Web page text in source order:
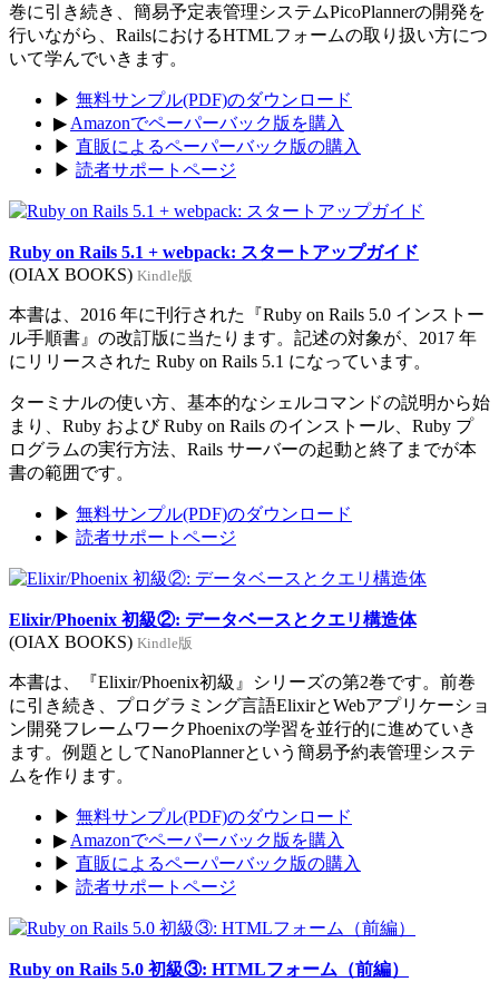
巻に引き続き、簡易予定表管理システムPicoPlannerの開発を
行いながら、RailsにおけるHTMLフォームの取り扱い方につ
いて学んでいきます。
▶ 無料サンプル(PDF)のダウンロード
▶ Amazonでペーパーバック版を購入
▶ 直販によるペーパーバック版の購入
▶ 読者サポートページ
Ruby on Rails 5.1 + webpack: スタートアップガイド
(OIAX BOOKS) Kindle版
本書は、2016 年に刊行された『Ruby on Rails 5.0 インストー
ル手順書』の改訂版に当たります。記述の対象が、2017 年
にリリースされた Ruby on Rails 5.1 になっています。
ターミナルの使い方、基本的なシェルコマンドの説明から始
まり、Ruby および Ruby on Rails のインストール、Ruby プ
ログラムの実行方法、Rails サーバーの起動と終了までが本
書の範囲です。
▶ 無料サンプル(PDF)のダウンロード
▶ 読者サポートページ
Elixir/Phoenix 初級②: データベースとクエリ構造体
(OIAX BOOKS) Kindle版
本書は、『Elixir/Phoenix初級』シリーズの第2巻です。前巻
に引き続き、プログラミング言語ElixirとWebアプリケーショ
ン開発フレームワークPhoenixの学習を並行的に進めていき
ます。例題としてNanoPlannerという簡易予約表管理システ
ムを作ります。
▶ 無料サンプル(PDF)のダウンロード
▶ Amazonでペーパーバック版を購入
▶ 直販によるペーパーバック版の購入
▶ 読者サポートページ
Ruby on Rails 5.0 初級③: HTMLフォーム（前編）